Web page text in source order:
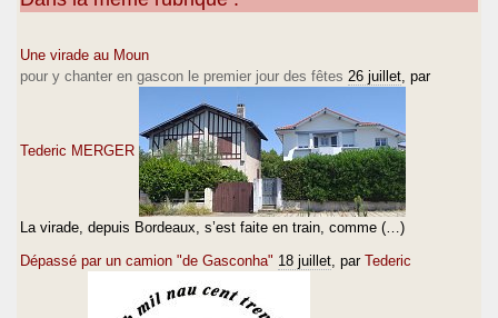
Une virade au Moun
pour y chanter en gascon le premier jour des fêtes 26 juillet , par
Tederic MERGER
La virade, depuis Bordeaux, s’est faite en train, comme (…)
Dépassé par un camion "de Gasconha" 18 juillet , par Tederic